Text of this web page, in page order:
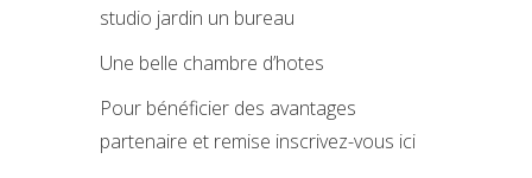
studio jardin un bureau
Une belle chambre d’hotes
Pour bénéficier des avantages
partenaire et remise inscrivez-vous ici